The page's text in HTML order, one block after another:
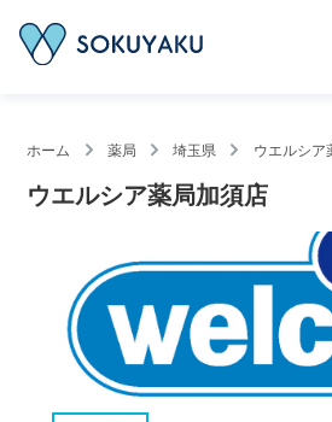
ホーム 薬局 埼玉県 ウエルシア
ウエルシア薬局加須店